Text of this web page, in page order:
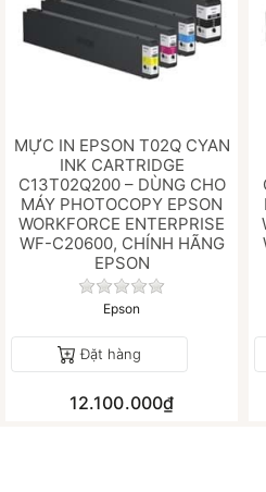
MỰC IN EPSON T02Q CYAN
INK CARTRIDGE
C13T02Q200 – DÙNG CHO
MÁY PHOTOCOPY EPSON
WORKFORCE ENTERPRISE
WF-C20600, CHÍNH HÃNG
EPSON
Chưa có đánh giá
Epson
Đặt hàng
12.100.000₫